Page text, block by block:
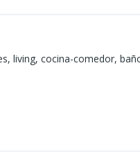
living, cocina-comedor,